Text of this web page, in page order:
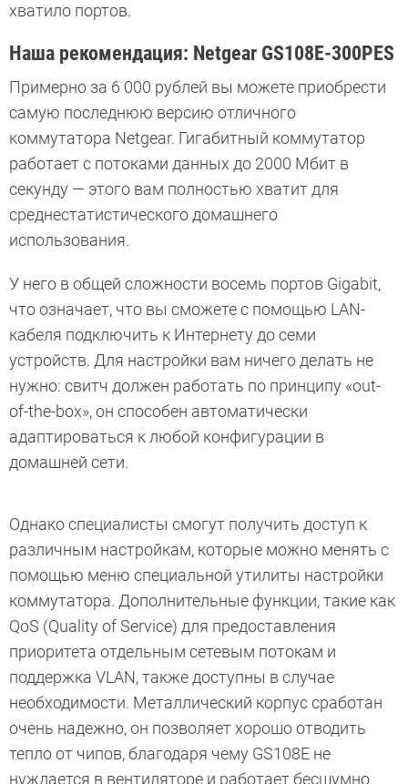
хватило портов.
Наша рекомендация: Netgear GS108E-300PES
Примерно за 6 000 рублей вы можете приобрести
самую последнюю версию отличного
коммутатора Netgear. Гигабитный коммутатор
работает с потоками данных до 2000 Мбит в
секунду — этого вам полностью хватит для
среднестатистического домашнего
использования.
У него в общей сложности восемь портов Gigabit,
что означает, что вы сможете с помощью LAN-
кабеля подключить к Интернету до семи
устройств. Для настройки вам ничего делать не
нужно: свитч должен работать по принципу «out-
of-the-box», он способен автоматически
адаптироваться к любой конфигурации в
домашней сети.
Однако специалисты смогут получить доступ к
различным настройкам, которые можно менять с
помощью меню специальной утилиты настройки
коммутатора. Дополнительные функции, такие как
QoS (Quality of Service) для предоставления
приоритета отдельным сетевым потокам и
поддержка VLAN, также доступны в случае
необходимости. Металлический корпус сработан
очень надежно, он позволяет хорошо отводить
тепло от чипов, благодаря чему GS108E не
нуждается в вентиляторе и работает бесшумно.